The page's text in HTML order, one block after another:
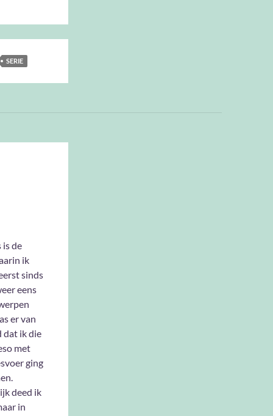
SERIE
is de
ik
sinds
eens
er van
dat ik die
met
ging
deed ik
in